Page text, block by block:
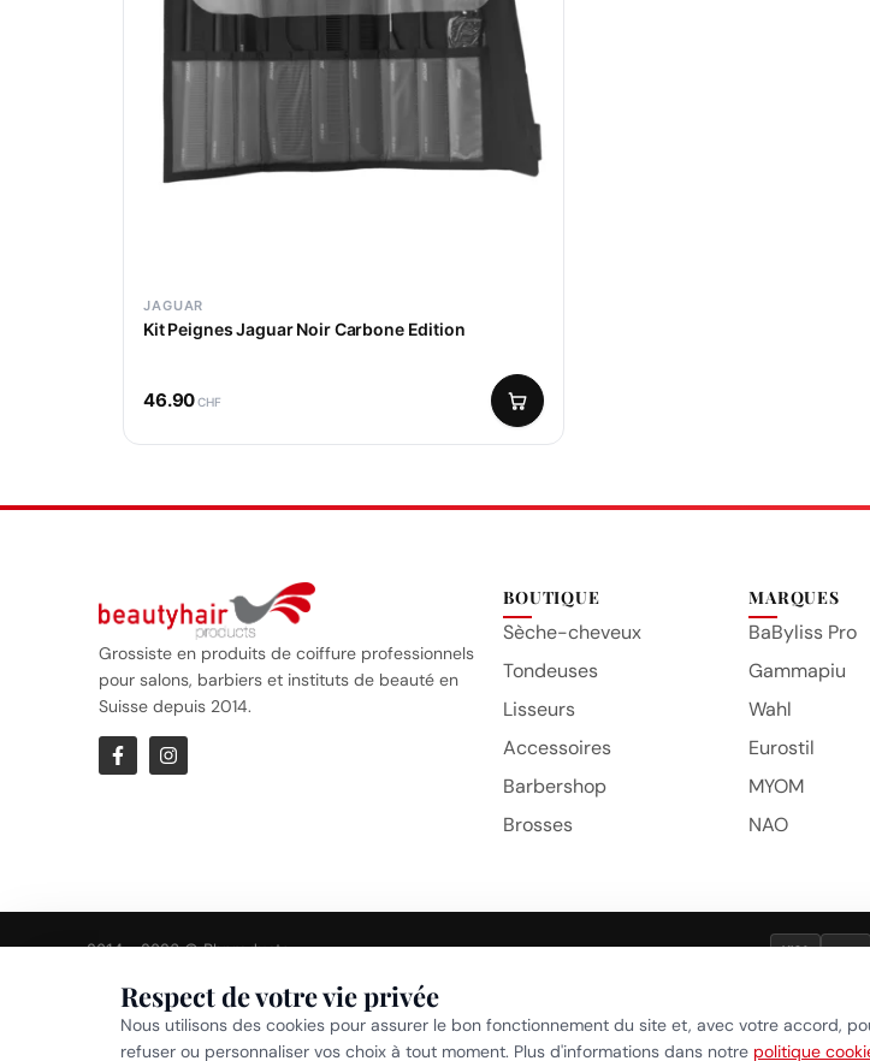
JAGUAR
Kit Peignes Jaguar Noir Carbone Edition
46.90CHF
Grossiste en produits de coiffure professionnels
pour salons, barbiers et instituts de beauté en
Suisse depuis 2014.
BOUTIQUE
Sèche-cheveux
Tondeuses
Lisseurs
Accessoires
Barbershop
Brosses
MARQUES
BaByliss Pro
Gammapiu
Wahl
Eurostil
MYOM
NAO
2014 – 2026 © Bhproducts VISA TWINT
Respect de votre vie privée
Nous utilisons des cookies pour assurer le bon fonctionnement du site et, avec votre accord,
refuser ou personnaliser vos choix à tout moment. Plus d'informations dans notre politique
Politique de confidentialité • Politique cookies